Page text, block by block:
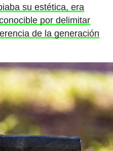
su estética, era
por delimitar
de la generación